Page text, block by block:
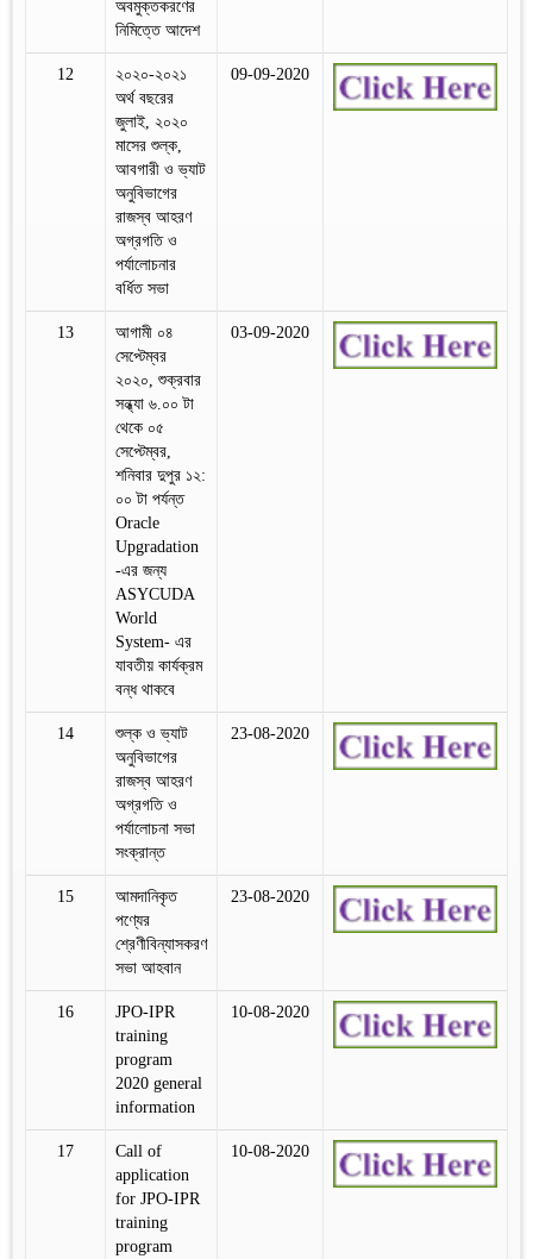
অবমুক্তকরণের
নিমিত্তে আদেশ
12
২০২০-২০২১
অর্থ বছরের
জুলাই, ২০২০
মাসের শুল্ক,
আবগারী ও ভ্যাট
অনুবিভাগের
রাজস্ব আহরণ
অগ্রগতি ও
পর্যালোচনার
বর্ধিত সভা
09-09-2020
13
আগামী ০৪
সেপ্টেম্বর
২০২০, শুক্রবার
সন্ধ্যা ৬.০০ টা
থেকে ০৫
সেপ্টেম্বর,
শনিবার দুপুর ১২:
০০ টা পর্যন্ত
Oracle
Upgradation
-এর জন্য
ASYCUDA
World
System- এর
যাবতীয় কার্যক্রম
বন্ধ থাকবে
03-09-2020
14
শুল্ক ও ভ্যাট
অনুবিভাগের
রাজস্ব আহরণ
অগ্রগতি ও
পর্যালোচনা সভা
সংক্রান্ত
23-08-2020
15
আমদানিকৃত
পণ্যের
শ্রেণীবিন্যাসকরণ
সভা আহবান
23-08-2020
16
JPO-IPR
training
program
2020 general
information
10-08-2020
17
Call of
application
for JPO-IPR
training
program
10-08-2020